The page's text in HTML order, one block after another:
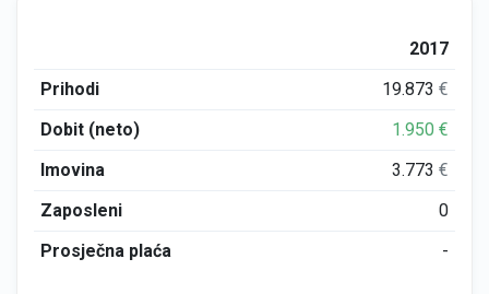
2017
Prihodi
19.873€
Dobit (neto)
1.950€
Imovina
3.773€
Zaposleni
0
Prosječna plaća
-